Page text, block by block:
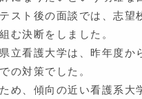
スト後の面談では、志望
む決断をしました。
立看護大学は、昨年度か
の対策でした。
め、傾向の近い看護系大